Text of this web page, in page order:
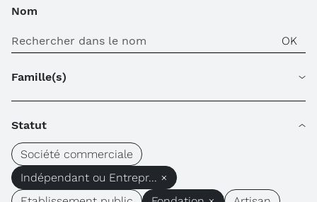
Nom
Famille(s)
Statut
Société commerciale
Indépendant ou Entrepr... ×